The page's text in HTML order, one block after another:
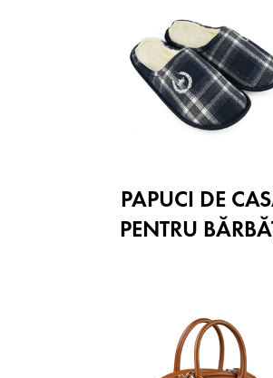
PAPUCI DE
PENTRU